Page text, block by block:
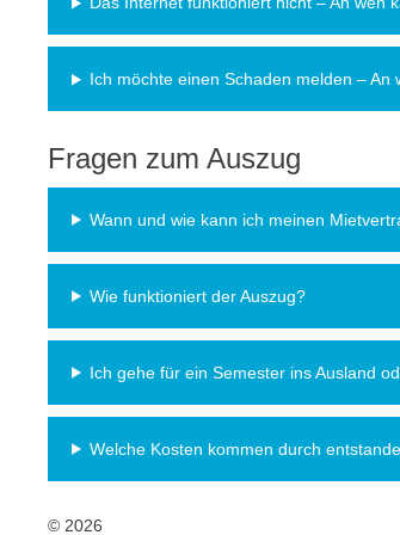
Ich möchte einen Schaden melden – An
Fragen zum Auszug
Wann und wie kann ich meinen
Wie funktioniert der Auszug?
Ich gehe für ein Semester ins Ausland
Welche Kosten kommen durch
© 2026